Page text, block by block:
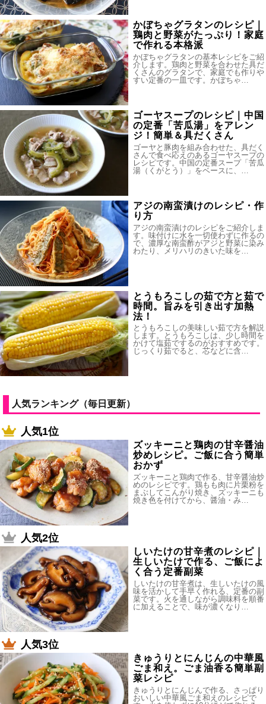
かぼちゃグラタンのレシピ｜
鶏肉と野菜がたっぷり！家庭
で作れる本格派
かぼちゃグラタンの基本レシピをご紹
介します。鶏肉と野菜を合わせた具だ
くさんのグラタンで、家庭でも作りや
すい定番の一皿です。かぼちゃ…
ゴーヤスープのレシピ｜中国
の定番「苦瓜湯」をアレン
ジ！簡単＆具だくさん
ゴーヤと豚肉を組み合わせた、具だく
さんで食べ応えのあるゴーヤスープの
レシピです。中国の定番スープ「苦瓜
湯（くがとう）」をベースに、…
アジの南蛮漬けのレシピ・作
り方
アジの南蛮漬けのレシピをご紹介しま
す。味付けに水を一切使わずに作るの
で、濃厚な南蛮酢がアジと野菜に染み
わたり、メリハリのきいた味を…
とうもろこしの茹で方と茹で
時間。旨みを引き出す加熱
法！
とうもろこしの美味しい茹で方を解説
します。とうもろこしは、少し時間を
かけて塩茹でするのがおすすめです。
じっくり茹でると、芯などに含…
人気ランキング（毎日更新）
人気1位
ズッキーニと鶏肉の甘辛醤油
炒めレシピ。ご飯に合う簡単
おかず
ズッキーニと鶏肉で作る、甘辛醤油炒
めのレシピです。鶏もも肉に片栗粉を
まぶしてこんがり焼き、ズッキーニも
焼き色を付けてから、醤油・み…
人気2位
しいたけの甘辛煮のレシピ｜
生しいたけで作る、ご飯によ
く合う定番副菜
しいたけの甘辛煮は、生しいたけの風
味を活かして手早く作れる、定番の副
菜です。火を通しながら調味料を順番
に加えることで、味が濃くなり…
人気3位
きゅうりとにんじんの中華風
ごま和え。ごま油香る簡単副
菜レシピ
きゅうりとにんじんで作る、さっぱり
おいしい中華風ごま和えのレシピで